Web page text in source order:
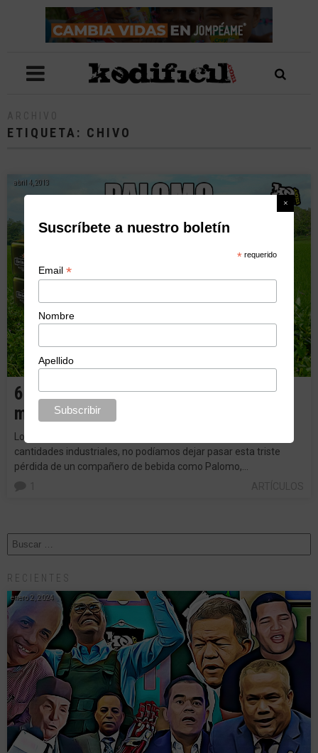
ETIQUETA: CHIVO
abril 4, 2013
6 razones por las cuáles Palomo era
más ápero que tú.
Los culpables somos fieles al derrique de cervezas en
cantidades industriales, no podíamos dejar pasar esta triste
pérdida de un compañero de bebida como Palomo,…
RECIENTES
enero 2, 2024
Suscríbete a nuestro boletín
* requerido
Email*
Nombre
Apellido